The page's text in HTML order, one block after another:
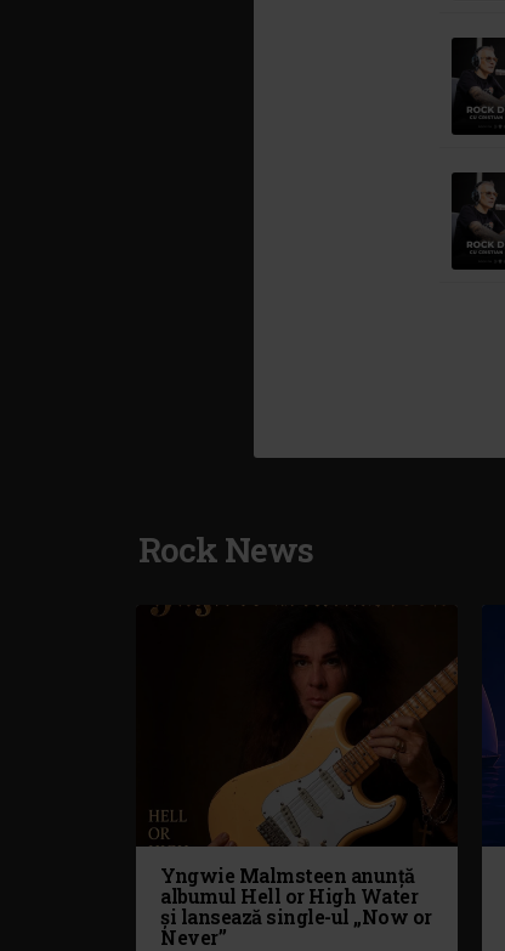
Rock News
Yngwie Malmsteen anunță
albumul Hell or High Water
și lansează single-ul „Now or
Never”